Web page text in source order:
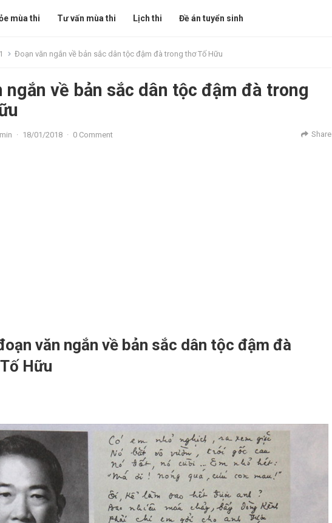
mùa thi Tư vấn mùa thi Lịch thi Đề án tuyển sinh
Đoạn văn ngắn về bản sắc dân tộc đậm đà trong thơ Tố Hữu
ngắn về bản sắc dân tộc đậm đà trong
· 18/01/2018 · 0 Comment Share
văn ngắn về bản sắc dân tộc đậm đà
Hữu